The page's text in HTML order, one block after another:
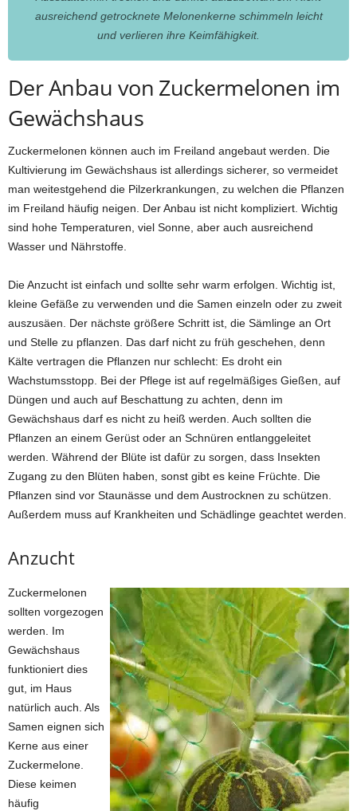
ausreichend getrocknete Melonenkerne schimmeln leicht
und verlieren ihre Keimfähigkeit.
Der Anbau von Zuckermelonen im
Gewächshaus
Zuckermelonen können auch im Freiland angebaut werden. Die
Kultivierung im Gewächshaus ist allerdings sicherer, so vermeidet
man weitestgehend die Pilzerkrankungen, zu welchen die Pflanzen
im Freiland häufig neigen. Der Anbau ist nicht kompliziert. Wichtig
sind hohe Temperaturen, viel Sonne, aber auch ausreichend
Wasser und Nährstoffe.
Die Anzucht ist einfach und sollte sehr warm erfolgen. Wichtig ist,
kleine Gefäße zu verwenden und die Samen einzeln oder zu zweit
auszusäen. Der nächste größere Schritt ist, die Sämlinge an Ort
und Stelle zu pflanzen. Das darf nicht zu früh geschehen, denn
Kälte vertragen die Pflanzen nur schlecht: Es droht ein
Wachstumsstopp. Bei der Pflege ist auf regelmäßiges Gießen, auf
Düngen und auch auf Beschattung zu achten, denn im
Gewächshaus darf es nicht zu heiß werden. Auch sollten die
Pflanzen an einem Gerüst oder an Schnüren entlanggeleitet
werden. Während der Blüte ist dafür zu sorgen, dass Insekten
Zugang zu den Blüten haben, sonst gibt es keine Früchte. Die
Pflanzen sind vor Staunässe und dem Austrocknen zu schützen.
Außerdem muss auf Krankheiten und Schädlinge geachtet werden.
Anzucht
Zuckermelonen
sollten vorgezogen
werden. Im
Gewächshaus
funktioniert dies
gut, im Haus
natürlich auch. Als
Samen eignen sich
Kerne aus einer
Zuckermelone.
Diese keimen
häufig